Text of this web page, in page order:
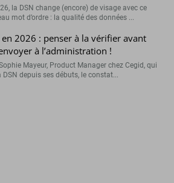
la DSN change (encore) de visage avec ce
mot d’ordre : la qualité des données ...
en 2026 : penser à la vérifier avant
à l’administration !
Mayeur, Product Manager chez Cegid, qui
DSN depuis ses débuts, le constat...